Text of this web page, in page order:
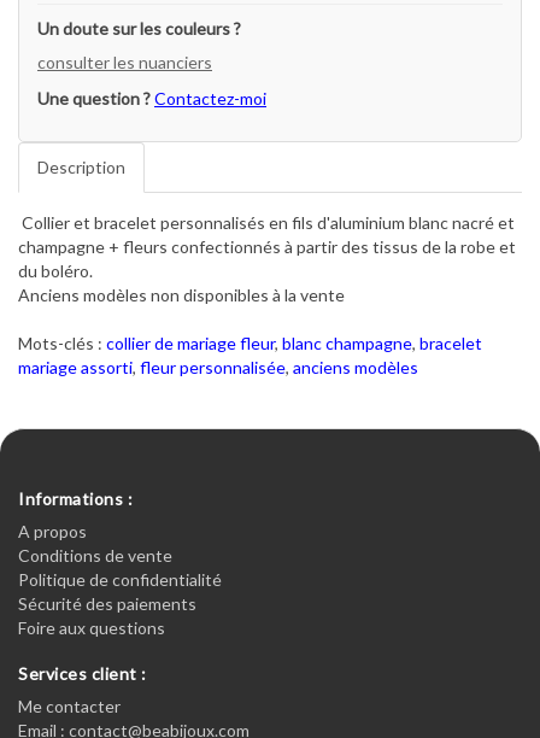
Un doute sur les couleurs ?
consulter les nuanciers
Une question ?Contactez-moi
Description
Collier et bracelet personnalisés en fils d'aluminium blanc nacré et
champagne + fleurs confectionnés à partir des tissus de la robe et
du boléro.
Anciens modèles non disponibles à la vente
Mots-clés : collier de mariage fleur, blanc champagne, bracelet
mariage assorti, fleur personnalisée, anciens modèles
Informations :
A propos
Conditions de vente
Politique de confidentialité
Sécurité des paiements
Foire aux questions
Services client :
Me contacter
Email : contact@beabijoux.com